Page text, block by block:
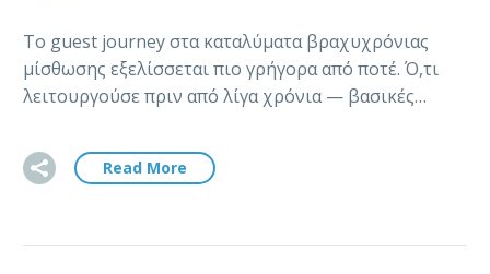
Το guest journey στα καταλύματα βραχυχρόνιας
μίσθωσης εξελίσσεται πιο γρήγορα από ποτέ. Ό,τι
λειτουργούσε πριν από λίγα χρόνια — βασικές…
Read More